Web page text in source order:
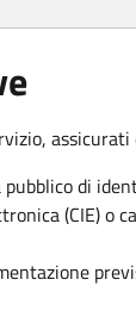
assicurati
pubblico di
(CIE) o